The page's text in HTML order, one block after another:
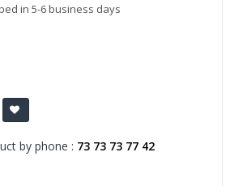
in 5-6 business days
by phone : 73 73 73 77 42